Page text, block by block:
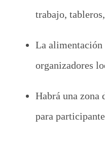
trabajo,
La alimentación
organizadores
Habrá una zona
para